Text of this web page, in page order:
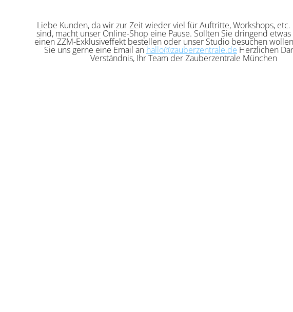
Liebe Kunden, da wir zur Zeit wieder viel für Auftritte, Workshops,
sind, macht unser Online-Shop eine Pause. Sollten Sie dringend
einen ZZM-Exklusiveffekt bestellen oder unser Studio besuchen
Sie uns gerne eine Email an hallo@zauberzentrale.de Herzlichen
Verständnis, Ihr Team der Zauberzentrale München